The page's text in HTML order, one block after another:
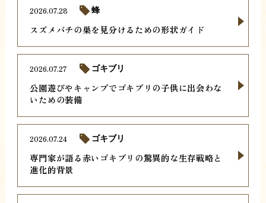
スズメバチの巣を見分けるための形状ガイド
2026.07.28 蜂
公園遊びやキャンプでゴキブリの子供に出会わな
いための装備
2026.07.27 ゴキブリ
専門家が語る赤いゴキブリの驚異的な生存戦略と
進化的背景
2026.07.24 ゴキブリ